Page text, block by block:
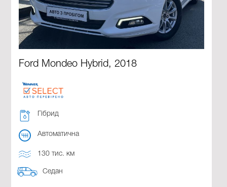
Ford Mondeo Hybrid, 2018
Гібрид
Автоматична
130 тис. км
Седан